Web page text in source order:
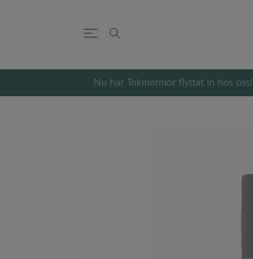
Nu har Tokmormor flyttat in hos oss!